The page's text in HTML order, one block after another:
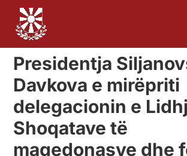
Presidentja
Davkova e mirëpriti
delegacionin e
Shoqatave të
maqedonasve dhe